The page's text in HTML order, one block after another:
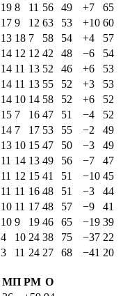
19 8 11 56 49 +7
65
17 9 12 63 53 +10 60
13 18 7 58 54 +4
57
14 12 12 42 48 −6
54
14 11 13 52 46 +6
53
14 11 13 55 52 +3
53
14 10 14 58 52 +6
52
15 7 16 47 51 −4
52
14 7 17 53 55 −2
49
13 10 15 47 50 −3
49
11 14 13 49 56 −7
47
11 12 15 41 51 −10 45
11 11 16 48 51 −3
44
10 11 17 48 57 −9
41
10 9 19 46 65 −19 39
4 10 24 38 75 −37 22
3 11 24 27 68 −41 20
МП РМ О